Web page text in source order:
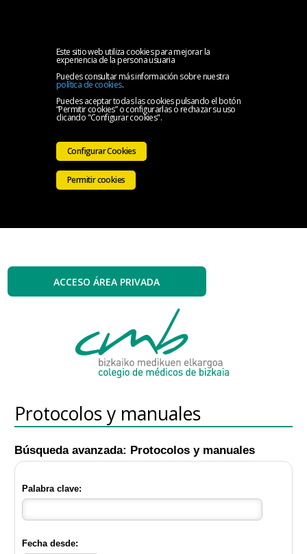
Este sitio web utiliza cookies para mejorar la
experiencia de la persona usuaria
Puedes consultar más información sobre nuestra
política de cookies.
Puedes aceptar todas las cookies pulsando el botón
“Permitir cookies” o configurarlas o rechazar su uso
clicando "Configurar cookies".
Configurar Cookies
Permitir cookies
Protocolos y manuales
Búsqueda avanzada: Protocolos y manuales
Palabra clave:
Fecha desde: